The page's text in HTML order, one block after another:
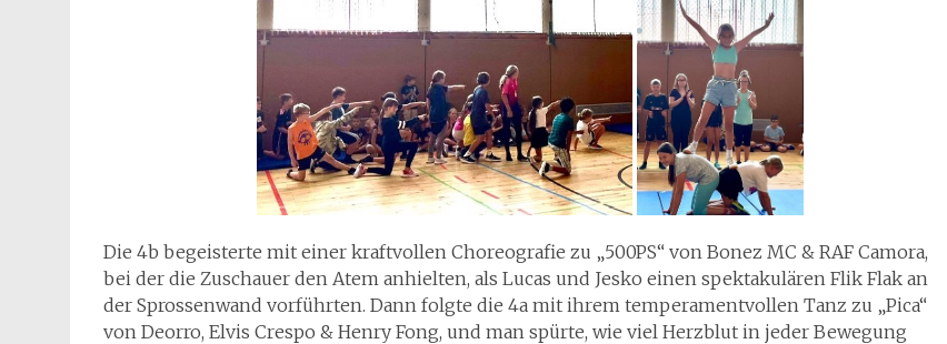
Die 4b begeisterte mit einer kraftvollen Choreografie zu „500PS“ von Bonez MC & RAF Camora,
bei der die Zuschauer den Atem anhielten, als Lucas und Jesko einen spektakulären Flik Flak an
der Sprossenwand vorführten. Dann folgte die 4a mit ihrem temperamentvollen Tanz zu „Pica“
von Deorro, Elvis Crespo & Henry Fong, und man spürte, wie viel Herzblut in jeder Bewegung